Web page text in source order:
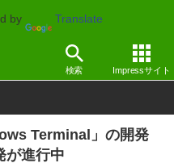
by Translate
検索 Impressサイト
Terminal」の開発
が進行中